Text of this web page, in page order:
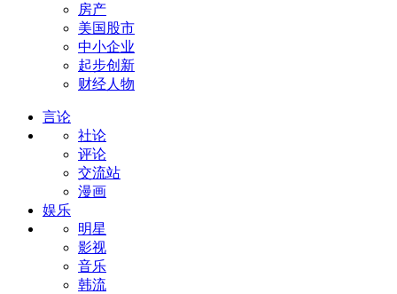
房产
美国股市
中小企业
起步创新
财经人物
言论
社论
评论
交流站
漫画
娱乐
明星
影视
音乐
韩流